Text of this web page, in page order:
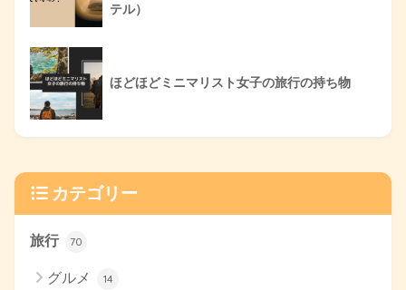
テル）
ほどほどミニマリスト女子の旅行の持ち物
カテゴリー
旅行 70
グルメ 14